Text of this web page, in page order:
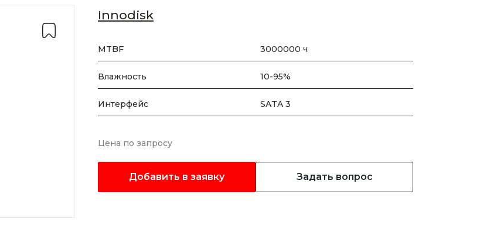
Innodisk
MTBF 3000000 ч
Влажность 10-95%
Интерфейс SATA 3
Цена по запросу
Добавить в заявку Задать вопрос